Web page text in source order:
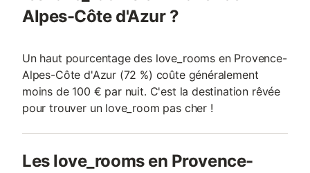
Alpes-Côte d'Azur ?
Un haut pourcentage des love_rooms en Provence-
Alpes-Côte d'Azur (72 %) coûte généralement
moins de 100 € par nuit. C'est la destination rêvée
pour trouver un love_room pas cher !
Les love_rooms en Provence-